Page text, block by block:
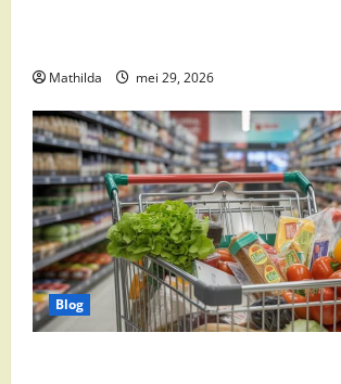
Mathilda mei 29, 2026
Blog